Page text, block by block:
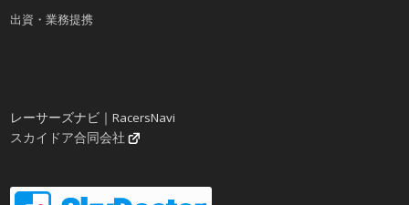
出資・業務提携
レーサーズナビ｜RacersNavi
スカイドア合同会社